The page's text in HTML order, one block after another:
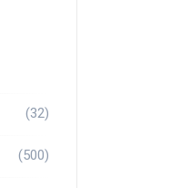
(32)
(500)